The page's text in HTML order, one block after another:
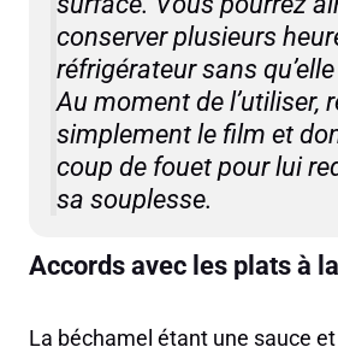
conserver plusieurs
réfrigérateur sans qu’elle
Au moment de l’utiliser,
simplement le film et
coup de fouet pour lui
sa souplesse.
Accords avec les plats à
La béchamel étant une sauce